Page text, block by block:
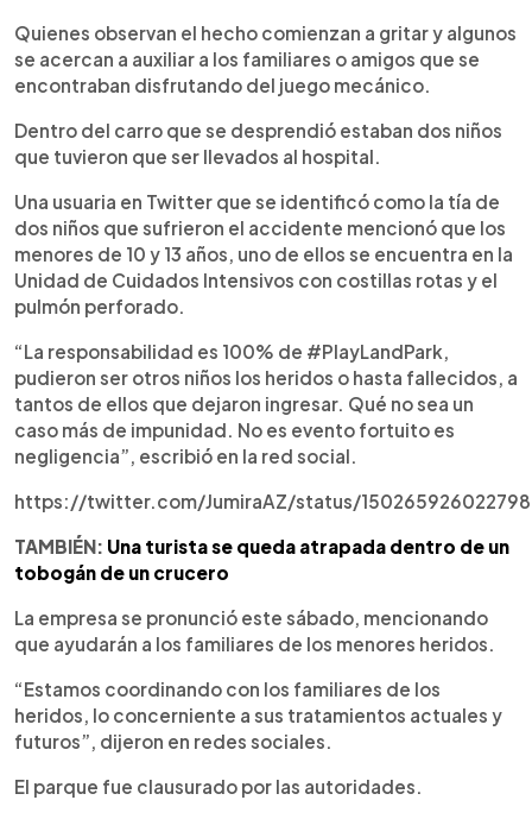
Quienes observan el hecho comienzan a gritar y algunos
se acercan a auxiliar a los familiares o amigos que se
encontraban disfrutando del juego mecánico.
Dentro del carro que se desprendió estaban dos niños
que tuvieron que ser llevados al hospital.
Una usuaria en Twitter que se identificó como la tía de
dos niños que sufrieron el accidente mencionó que los
menores de 10 y 13 años, uno de ellos se encuentra en la
Unidad de Cuidados Intensivos con costillas rotas y el
pulmón perforado.
“La responsabilidad es 100% de #PlayLandPark,
pudieron ser otros niños los heridos o hasta fallecidos, a
tantos de ellos que dejaron ingresar. Qué no sea un
caso más de impunidad. No es evento fortuito es
negligencia”, escribió en la red social.
https://twitter.com/JumiraAZ/status/
TAMBIÉN: Una turista se queda atrapada dentro de un
tobogán de un crucero
La empresa se pronunció este sábado, mencionando
que ayudarán a los familiares de los menores heridos.
“Estamos coordinando con los familiares de los
heridos, lo concerniente a sus tratamientos actuales y
futuros”, dijeron en redes sociales.
El parque fue clausurado por las autoridades.